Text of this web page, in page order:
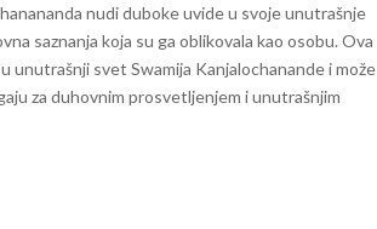
nudi duboke uvide u svoje unutrašnje
saznanja koja su ga oblikovala kao osobu. Ova
unutrašnji svet Swamija Kanjalochanande i može
za duhovnim prosvetljenjem i unutrašnjim